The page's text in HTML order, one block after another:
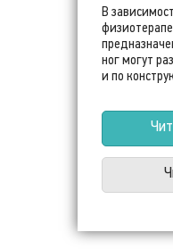
В
ног могут
и по
ошибиться в
на